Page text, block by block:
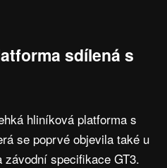
sdílená s
hliníková platforma s
se poprvé objevila také u
závodní specifikace GT3.